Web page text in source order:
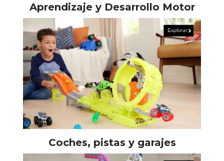
Aprendizaje y Desarrollo Motor
Coches, pistas y garajes